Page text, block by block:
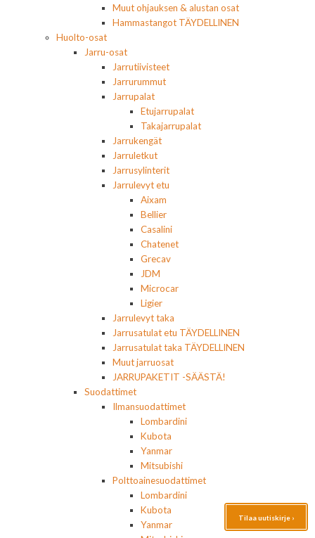
Muut ohjauksen & alustan osat
Hammastangot TÄYDELLINEN
Huolto-osat
Jarru-osat
Jarrutiivisteet
Jarrurummut
Jarrupalat
Etujarrupalat
Takajarrupalat
Jarrukengät
Jarruletkut
Jarrusylinterit
Jarrulevyt etu
Aixam
Bellier
Casalini
Chatenet
Grecav
JDM
Microcar
Ligier
Jarrulevyt taka
Jarrusatulat etu TÄYDELLINEN
Jarrusatulat taka TÄYDELLINEN
Muut jarruosat
JARRUPAKETIT -SÄÄSTÄ!
Suodattimet
Ilmansuodattimet
Lombardini
Kubota
Yanmar
Mitsubishi
Polttoainesuodattimet
Lombardini
Kubota
Yanmar
Tilaa uutiskirje ›